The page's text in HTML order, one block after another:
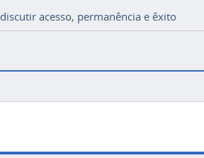
acesso, permanência e êxito